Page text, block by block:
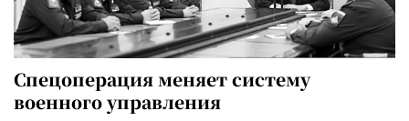
Спецоперация меняет систему
военного управления